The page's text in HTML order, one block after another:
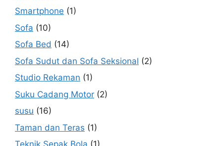
Smartphone (1)
Sofa (10)
Sofa Bed (14)
Sofa Sudut dan Sofa Seksional (2)
Studio Rekaman (1)
Suku Cadang Motor (2)
susu (16)
Taman dan Teras (1)
Teknik Sepak Bola (1)